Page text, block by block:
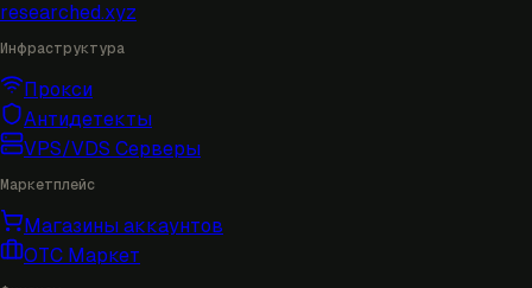
researched.xyz
Инфраструктура
Прокси
Антидетекты
VPS/VDS Серверы
Маркетплейс
Магазины аккаунтов
OTC Маркет